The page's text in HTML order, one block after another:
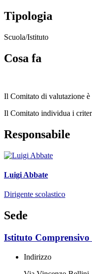
Tipologia
Scuola/Istituto
Cosa fa
Il Comitato di valutazione è
Il Comitato individua i
Responsabile
Luigi Abbate
Dirigente scolastico
Sede
Istituto Comprensivo
Indirizzo